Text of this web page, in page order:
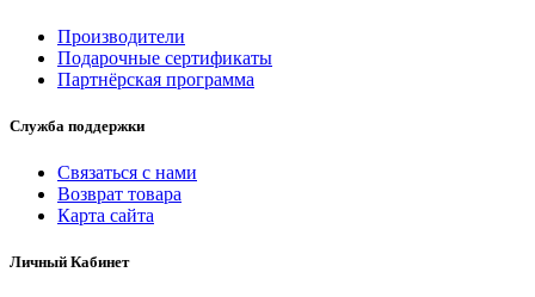
Производители
Подарочные сертификаты
Партнёрская программа
Служба поддержки
Связаться с нами
Возврат товара
Карта сайта
Личный Кабинет